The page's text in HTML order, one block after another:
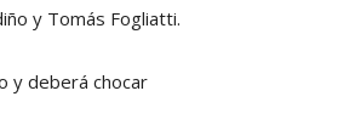
y Tomás Fogliatti.
y deberá chocar